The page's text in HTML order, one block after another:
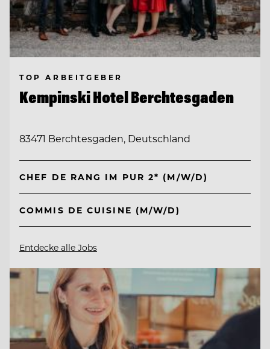
TOP ARBEITGEBER
Kempinski Hotel Berchtesgaden
83471 Berchtesgaden, Deutschland
CHEF DE RANG IM PUR 2* (M/W/D)
COMMIS DE CUISINE (M/W/D)
Entdecke alle Jobs